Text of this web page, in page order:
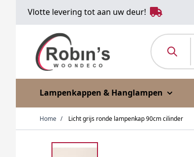
Vlotte levering tot aan uw deur!
Waar ben
Lampenkappen & Hanglampen
Home / Licht grijs ronde lampenkap 90cm cilinder